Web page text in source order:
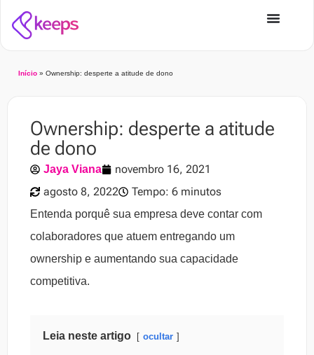
Início » Ownership: desperte a atitude de dono
Ownership: desperte a atitude
de dono
Jaya Viana
novembro 16, 2021
agosto 8, 2022
Tempo: 6 minutos
Entenda porquê sua empresa deve contar com
colaboradores que atuem entregando um
ownership e aumentando sua capacidade
competitiva.
Leia neste artigo ocultar